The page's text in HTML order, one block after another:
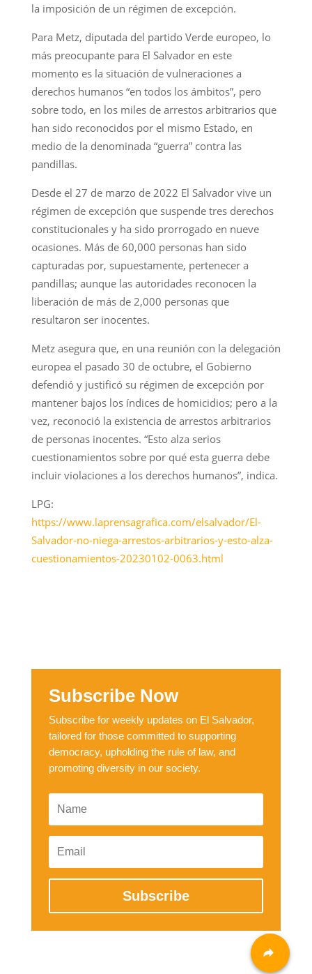
la imposición de un régimen de excepción.
Para Metz, diputada del partido Verde europeo, lo
más preocupante para El Salvador en este
momento es la situación de vulneraciones a
derechos humanos “en todos los ámbitos”, pero
sobre todo, en los miles de arrestos arbitrarios que
han sido reconocidos por el mismo Estado, en
medio de la denominada “guerra” contra las
pandillas.
Desde el 27 de marzo de 2022 El Salvador vive un
régimen de excepción que suspende tres derechos
constitucionales y ha sido prorrogado en nueve
ocasiones. Más de 60,000 personas han sido
capturadas por, supuestamente, pertenecer a
pandillas; aunque las autoridades reconocen la
liberación de más de 2,000 personas que
resultaron ser inocentes.
Metz asegura que, en una reunión con la delegación
europea el pasado 30 de octubre, el Gobierno
defendió y justificó su régimen de excepción por
mantener bajos los índices de homicidios; pero a la
vez, reconoció la existencia de arrestos arbitrarios
de personas inocentes. “Esto alza serios
cuestionamientos sobre por qué esta guerra debe
incluir violaciones a los derechos humanos”, indica.
LPG:
https://www.laprensagrafica.com/elsalvador/El-
Salvador-no-niega-arrestos-arbitrarios-y-esto-alza-
cuestionamientos-20230102-0063.html
Subscribe Now
Subscribe for weekly updates on El Salvador,
tailored for those committed to supporting
democracy, upholding the rule of law, and
promoting diversity in our society.
Subscribe